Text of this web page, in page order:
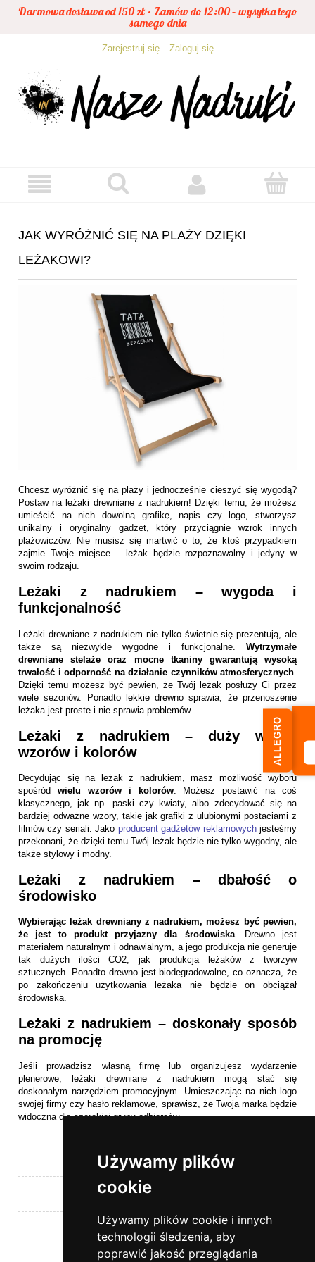
Darmowa dostawa od 150 zł • Zamów do 12:00 – wysyłka tego
samego dnia
Używamy plików
cookie
Używamy plików cookie i innych
technologii śledzenia, aby
poprawić jakość przeglądania
Zarejestruj się Zaloguj się
JAK WYRÓŻNIĆ SIĘ NA PLAŻY DZIĘKI
LEŻAKOWI?
Chcesz wyróżnić się na plaży i jednocześnie cieszyć się wygodą?
Postaw na leżaki drewniane z nadrukiem! Dzięki temu, że możesz
umieścić na nich dowolną grafikę, napis czy logo, stworzysz
unikalny i oryginalny gadżet, który przyciągnie wzrok innych
plażowiczów. Nie musisz się martwić o to, że ktoś przypadkiem
zajmie Twoje miejsce – leżak będzie rozpoznawalny i jedyny w
swoim rodzaju.
Leżaki z nadrukiem – wygoda i
funkcjonalność
Leżaki drewniane z nadrukiem nie tylko świetnie się prezentują, ale
także są niezwykle wygodne i funkcjonalne. Wytrzymałe
drewniane stelaże oraz mocne tkaniny gwarantują wysoką
trwałość i odporność na działanie czynników atmosferycznych
Dzięki temu możesz być pewien, że Twój leżak posłuży Ci przez
wiele sezonów. Ponadto lekkie drewno sprawia, że przenoszenie
leżaka jest proste i nie sprawia problemów.
Leżaki z nadrukiem – duży wybór
wzorów i kolorów
Decydując się na leżak z nadrukiem, masz możliwość wyboru
spośród wielu wzorów i kolorów. Możesz postawić na coś
klasycznego, jak np. paski czy kwiaty, albo zdecydować się na
bardziej odważne wzory, takie jak grafiki z ulubionymi postaciami z
filmów czy seriali. Jako producent gadżetów reklamowychjesteśmy
przekonani, że dzięki temu Twój leżak będzie nie tylko wygodny, ale
także stylowy i modny.
Leżaki z nadrukiem – dbałość o
środowisko
Wybierając leżak drewniany z nadrukiem, możesz być pewien,
że jest to produkt
przyjazny dla środowiska. Drewno jest
materiałem naturalnym i odnawialnym, a jego produkcja nie generuje
tak dużych ilości CO2, jak produkcja leżaków z tworzyw
sztucznych. Ponadto drewno jest biodegradowalne, co oznacza, że
po zakończeniu użytkowania leżaka nie będzie on obciążał
środowiska.
Leżaki z nadrukiem – doskonały sposób
na promocję
Jeśli prowadzisz własną firmę lub organizujesz wydarzenie
plenerowe, leżaki drewniane z nadrukiem mogą stać się
doskonałym narzędziem promocyjnym. Umieszczając na nich logo
swojej firmy czy hasło reklamowe, sprawisz, że Twoja marka będzie
widoczna dla szerokiej grupy odbiorców.
Pomoc
Moje konto
Płatności i dostawa
ALLEGRO